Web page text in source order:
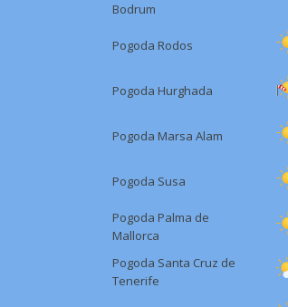
Bodrum
Pogoda Rodos
Pogoda Hurghada
Pogoda Marsa Alam
Pogoda Susa
Pogoda Palma de
Mallorca
Pogoda Santa Cruz de
Tenerife